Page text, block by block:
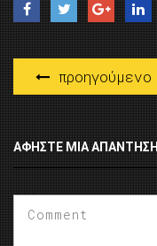
προηγούμενο
ΑΦΉΣΤΕ ΜΙΑ ΑΠΆΝΤΗΣΗ